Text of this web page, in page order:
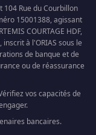
104 Rue du Courbillon
15001388, agissant
COURTAGE HDF,
inscrit à l'ORIAS sous le
de banque et de
ou de réassurance
vos capacités de
bancaires.